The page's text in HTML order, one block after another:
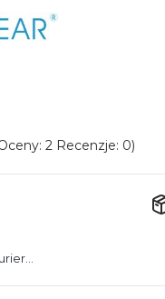
2 Recenzje: 0)